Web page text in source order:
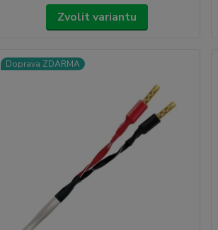
Zvolit variantu
Doprava ZDARMA